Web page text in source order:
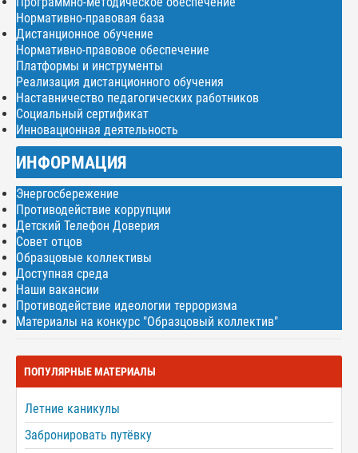
Нормативно-правовая база
Дистанционное обучение
Нормативно-правовое обеспечение
Платформы и инструменты
Реализация дистанционного обучения
Наставничество педагогических работников
Социальный сертификат
Инновационная деятельность
ИНФОРМАЦИЯ
Энергосбережение
Противодействие коррупции
Детский Телефон Доверия
Совет отцов
Образцовые коллективы
Доступная среда
Наши вакансии
Противодействие идеологии терроризма
Материалы на конкурс "Образцовый коллектив"
ПОПУЛЯРНЫЕ МАТЕРИАЛЫ
Летние каникулы
Забронировать путёвку